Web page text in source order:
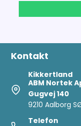
Kontakt
Kikkertland
ABM Nortek
Gugvej 140
9210 Aalborg
Telefon